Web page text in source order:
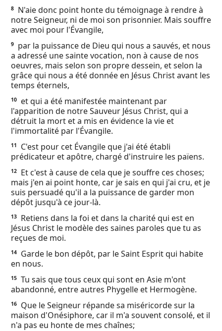
8
N'aie donc point honte du témoignage à rendre à
notre Seigneur, ni de moi son prisonnier. Mais souffre
avec moi pour l'Évangile,
9
par la puissance de Dieu qui nous a sauvés, et nous
a adressé une sainte vocation, non à cause de nos
oeuvres, mais selon son propre dessein, et selon la
grâce qui nous a été donnée en Jésus Christ avant les
temps éternels,
10
et qui a été manifestée maintenant par
l'apparition de notre Sauveur Jésus Christ, qui a
détruit la mort et a mis en évidence la vie et
l'immortalité par l'Évangile.
11
C'est pour cet Évangile que j'ai été établi
prédicateur et apôtre, chargé d'instruire les païens.
12
Et c'est à cause de cela que je souffre ces choses;
mais j'en ai point honte, car je sais en qui j'ai cru, et je
suis persuadé qu'il a la puissance de garder mon
dépôt jusqu'à ce jour-là.
13
Retiens dans la foi et dans la charité qui est en
Jésus Christ le modèle des saines paroles que tu as
reçues de moi.
14
Garde le bon dépôt, par le Saint Esprit qui habite
en nous.
15 Tu sais que tous ceux qui sont en Asie m'ont
abandonné, entre autres Phygelle et Hermogène.
16
Que le Seigneur répande sa miséricorde sur la
maison d'Onésiphore, car il m'a souvent consolé, et il
n'a pas eu honte de mes chaînes;